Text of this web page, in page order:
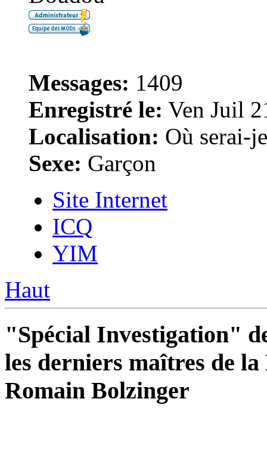
Messages: 1409
Enregistré le: Ven Juil
Localisation: Où serai-
Sexe: Garçon
Site Internet
ICQ
YIM
Haut
"Spécial Investigation"
les derniers maîtres de
Romain Bolzinger